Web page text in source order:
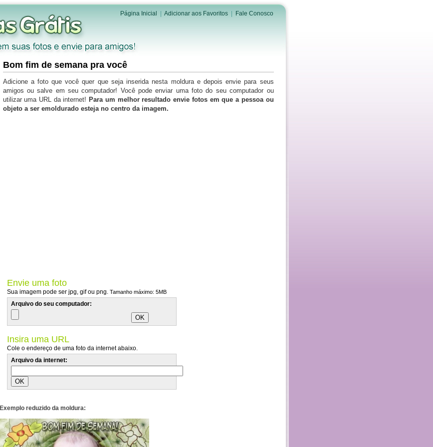
Página Inicial Adicionar aos Favoritos| Fale Conosco
Bom fim de semana pra você
Adicione a foto que você quer que seja inserida nesta moldura e depois envie para seus
amigos ou salve em seu computador! Você pode enviar uma foto do seu computador ou
utilizar uma URL da internet! Para um melhor resultado envie fotos em que a pessoa ou
objeto a ser emoldurado esteja no centro da imagem.
Envie uma foto
Sua imagem pode ser jpg, gif ou png. Tamanho máximo: 5MB
Arquivo do seu computador:
Insira uma URL
Cole o endereço de uma foto da internet abaixo.
Arquivo da internet:
Exemplo reduzido da moldura: